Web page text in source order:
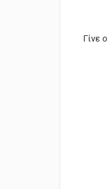
Γίνε